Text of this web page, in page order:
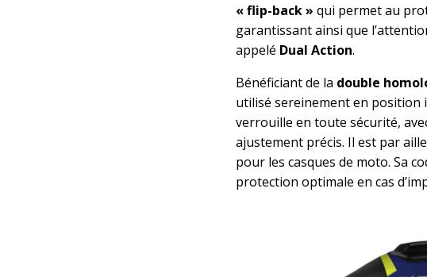
« flip-back » qui permet au
garantissant ainsi que
appelé Dual Action.
Bénéficiant de la double
utilisé sereinement en position
verrouille en toute sécurité,
ajustement précis. Il est par
pour les casques de moto. Sa
protection optimale en cas